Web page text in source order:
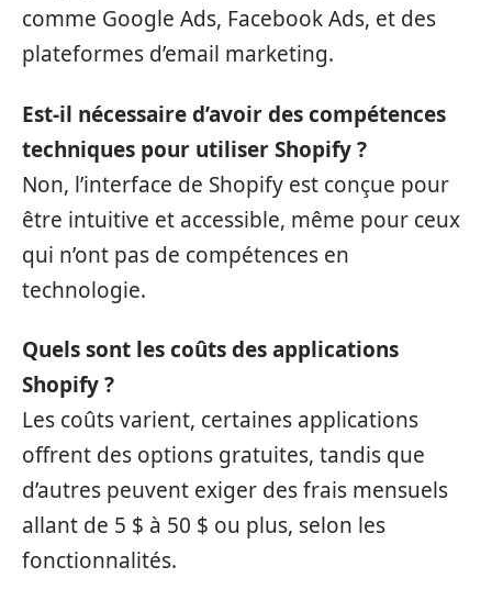
comme Google Ads, Facebook Ads, et des
plateformes d’email marketing.
Est-il nécessaire d’avoir des compétences
techniques pour utiliser Shopify ?
Non, l’interface de Shopify est conçue pour
être intuitive et accessible, même pour ceux
qui n’ont pas de compétences en
technologie.
Quels sont les coûts des applications
Shopify ?
Les coûts varient, certaines applications
offrent des options gratuites, tandis que
d’autres peuvent exiger des frais mensuels
allant de 5 $ à 50 $ ou plus, selon les
fonctionnalités.